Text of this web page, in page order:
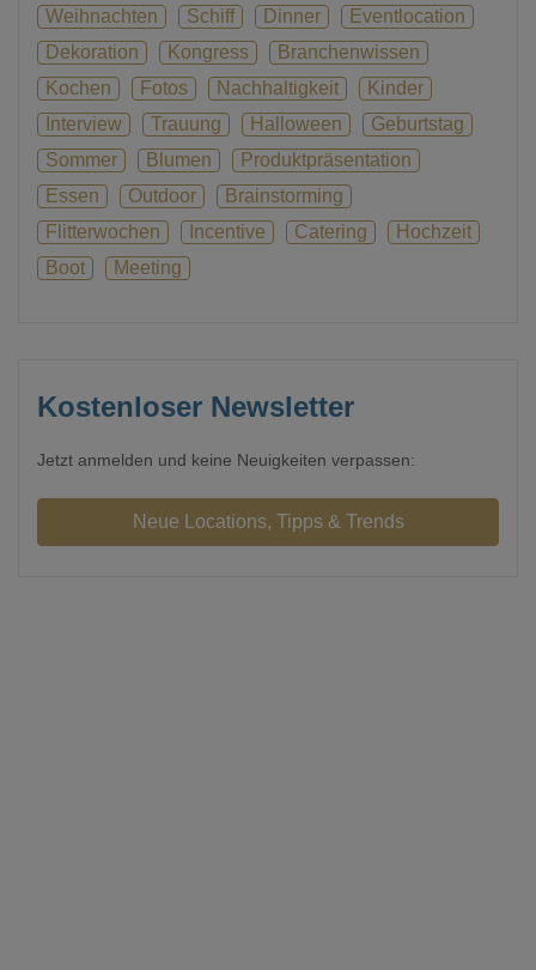
Weihnachten
Schiff Dinner
Eventlocation
Dekoration
Kongress
Branchenwissen
Kochen
Fotos Nachhaltigkeit
Kinder
Interview
Trauung Halloween
Geburtstag
Sommer
Blumen
Produktpräsentation
Essen
Outdoor
Brainstorming
Flitterwochen
Incentive Catering
Hochzeit
Boot
Meeting
Kostenloser Newsletter
Jetzt anmelden und keine Neuigkeiten verpassen: